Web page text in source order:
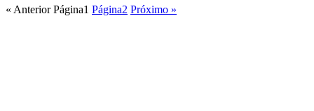
« Anterior Página1 Página2 Próximo »